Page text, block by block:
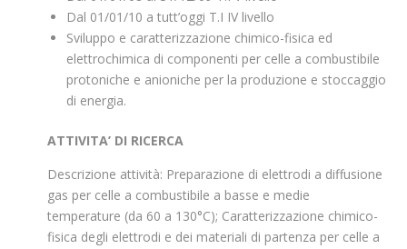
Dal 01/01/10 a tutt’oggi T.I IV livello
Sviluppo e caratterizzazione chimico-fisica ed
elettrochimica di componenti per celle a combustibile
protoniche e anioniche per la produzione e stoccaggio
di energia.
ATTIVITA’ DI RICERCA
Descrizione attività: Preparazione di elettrodi a diffusione
gas per celle a combustibile a basse e medie
temperature (da 60 a 130°C); Caratterizzazione chimico-
fisica degli elettrodi e dei materiali di partenza per celle a